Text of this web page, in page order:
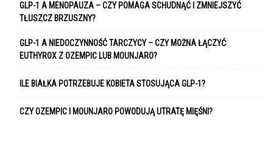
GLP-1 A MENOPAUZA – CZY POMAGA SCHUDNĄĆ I ZMNIEJSZYĆ
TŁUSZCZ BRZUSZNY?
GLP-1 A NIEDOCZYNNOŚĆ TARCZYCY – CZY MOŻNA ŁĄCZYĆ
EUTHYROX Z OZEMPIC LUB MOUNJARO?
ILE BIAŁKA POTRZEBUJE KOBIETA STOSUJĄCA GLP-1?
CZY OZEMPIC I MOUNJARO POWODUJĄ UTRATĘ MIĘŚNI?